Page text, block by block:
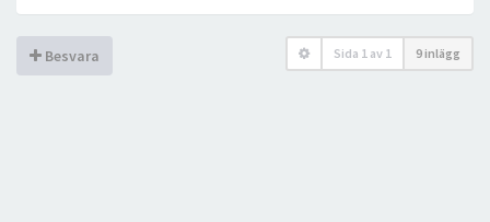
Besvara Sida 1 av 1 9 inlägg